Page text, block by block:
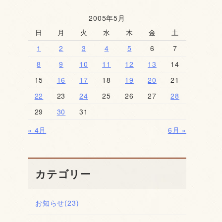
2005年5月
日
月 火 水 木 金
土
1
2 3 4 5 6
7
8
9 10 11 12 13
14
15
16 17 18 19 20
21
22
23 24 25 26 27
28
29
30
31
« 4月
6月 »
カテゴリー
お知らせ(23)